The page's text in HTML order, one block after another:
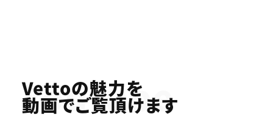
Youtube
Vettoの魅力を
動画でご覧頂けます